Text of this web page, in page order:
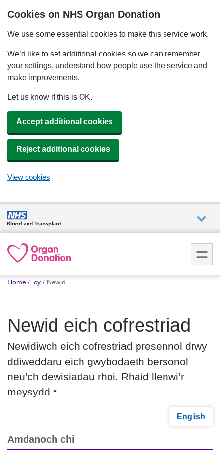
Cookies on NHS Organ Donation
We use some essential cookies to make this service work.
We’d like to set additional cookies so we can remember
your settings, understand how people use the service and
make improvements.
Let us know if this is OK.
Accept additional cookies
Reject additional cookies
View cookies
are
What
How we
help
How
you can
help
You
Home cy Newid
Newid eich cofrestriad
Newidiwch eich cofrestriad presennol drwy
ddiweddaru eich gwybodaeth bersonol
neu’ch dewisiadau rhoi. Rhaid llenwi’r
meysydd *
English
Amdanoch chi